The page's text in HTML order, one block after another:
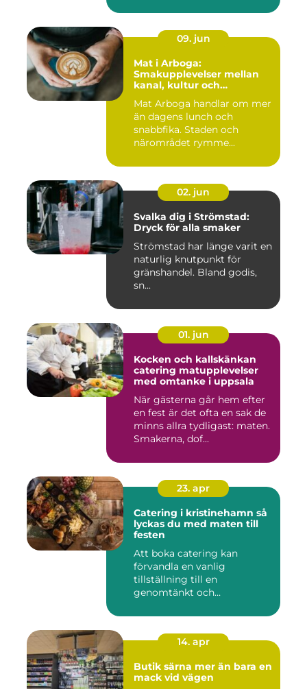
09. jun
Mat i Arboga:
Smakupplevelser mellan
kanal, kultur och
Mat Arboga handlar om mer
än dagens lunch och
snabbfika. Staden och
närområdet rymme...
02. jun
Svalka dig i Strömstad:
Dryck för alla smaker
Strömstad har länge varit en
naturlig knutpunkt för
gränshandel. Bland godis,
sn...
01. jun
Kocken och kallskänkan
catering matupplevelser
med omtanke i uppsala
När gästerna går hem efter
en fest är det ofta en sak de
minns allra tydligast: maten.
Smakerna, dof...
23. apr
Catering i kristinehamn så
lyckas du med maten till
festen
Att boka catering kan
förvandla en vanlig
tillställning till en
genomtänkt och
14. apr
Butik särna mer än bara en
mack vid vägen